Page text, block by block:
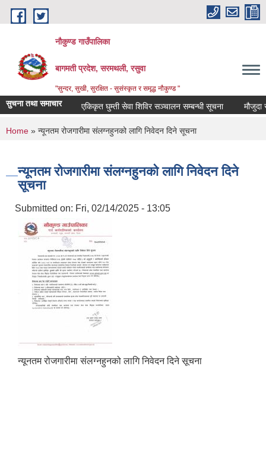
Skip to main content
नौकुण्ड गाउँपालिका
बागमती प्रदेश, सरमथली, रसुवा
"सुन्दर, सुखी, सुरक्षित - सुसंस्कृत र समृद्ध नौकुण्ड "
सुचना तथा समाचार एकिकृत घुम्ती सेवा शिविर सञ्‍चालन सम्बन्धी सूचना मौजुदा
You are here
Home » न्यूनतम रोजगारीमा संलग्नहुनको लागि निवेदन दिने सूचना
न्यूनतम रोजगारीमा संलग्नहुनको लागि निवेदन दिने
सूचना
Submitted on: Fri, 02/14/2025 - 13:05
न्यूनतम रोजगारीमा संलग्नहुनको लागि निवेदन दिने सूचना